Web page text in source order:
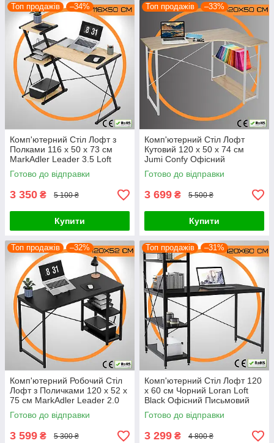
Топ продажів –34%
Комп'ютерний Стіл Лофт з
Полками 116 x 50 х 73 см
MarkAdler Leader 3.5 Loft
Офісний Письмовий Стіл для
Ноутбуку Дуб Сонома
Готово до відправки
3 350 ₴ 5 100 ₴
Купити
Топ продажів –33%
Комп'ютерний Стіл Лофт
Кутовий 120 x 50 х 74 см
Jumi Confy Офісний
Письмовий Стіл з Поличками
Білий МДФ
Готово до відправки
3 699 ₴ 5 500 ₴
Купити
Топ продажів –32%
Комп'ютерний Робочий Стіл
Лофт з Поличками 120 x 52 х
75 см MarkAdler Leader 2.0
Loft Офісний Письмовий Стіл
для Ноутбуку Чорний
Готово до відправки
3 599 ₴ 5 300 ₴
Топ продажів –31%
Комп'ютерний Стіл Лофт 120
x 60 см Чорний Loran Loft
Black Офісний Письмовий
Стіл з Боковими Полицями
Польща
Готово до відправки
3 299 ₴ 4 800 ₴